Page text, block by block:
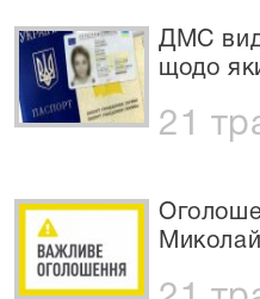
ДМС
щодо
21